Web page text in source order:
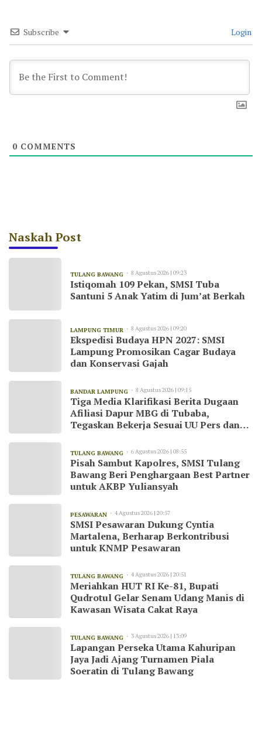
Subscribe Login
0 COMMENTS
Naskah Post
TULANG BAWANG 8 Agustus 2026 | 09:23
Istiqomah 109 Pekan, SMSI Tuba
Santuni 5 Anak Yatim di Jum’at Berkah
LAMPUNG TIMUR 8 Agustus 2026 | 09:20
Ekspedisi Budaya HPN 2027: SMSI
Lampung Promosikan Cagar Budaya
dan Konservasi Gajah
BANDAR LAMPUNG 8 Agustus 2026 | 09:15
Tiga Media Klarifikasi Berita Dugaan
Afiliasi Dapur MBG di Tubaba,
Tegaskan Bekerja Sesuai UU Pers dan
TULANG BAWANG 6 Agustus 2026 | 08:55
Pisah Sambut Kapolres, SMSI Tulang
Bawang Beri Penghargaan Best Partner
untuk AKBP Yuliansyah
PESAWARAN 4 Agustus 2026 | 20:57
SMSI Pesawaran Dukung Cyntia
Martalena, Berharap Berkontribusi
untuk KNMP Pesawaran
TULANG BAWANG 4 Agustus 2026 | 20:51
Meriahkan HUT RI Ke-81, Bupati
Qudrotul Gelar Senam Udang Manis di
Kawasan Wisata Cakat Raya
TULANG BAWANG 3 Agustus 2026 | 13:09
Lapangan Perseka Utama Kahuripan
Jaya Jadi Ajang Turnamen Piala
Soeratin di Tulang Bawang